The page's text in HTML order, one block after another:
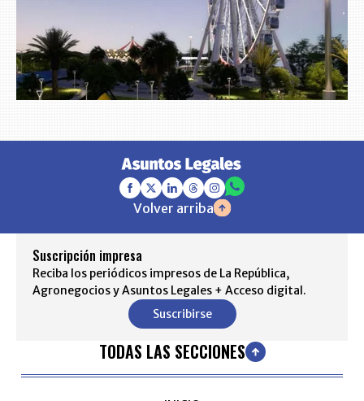
Volver arriba
Suscripción impresa
Reciba los periódicos impresos de La República,
Agronegocios y Asuntos Legales + Acceso digital.
Suscribirse
TODAS LAS SECCIONES